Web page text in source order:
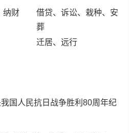
纳财
借贷、诉讼、栽种、安
葬
迁居、远行
国人民抗日战争胜利80周年纪